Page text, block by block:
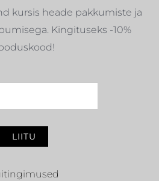
kursis heade pakkumiste ja
Kingituseks -10%
LIITU